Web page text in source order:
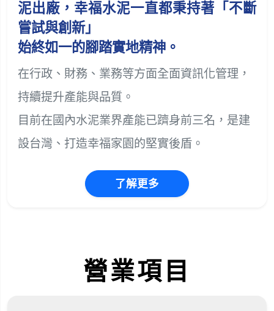
泥出廠，幸福水泥一直都秉持著「不斷
嘗試與創新」
始終如一的腳踏實地精神。
在行政、財務、業務等方面全面資訊化管理，
持續提升產能與品質。
目前在國內水泥業界產能已躋身前三名，是建
設台灣、打造幸福家園的堅實後盾。
了解更多
營業項目